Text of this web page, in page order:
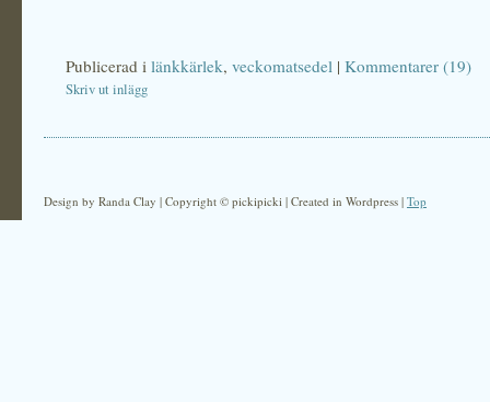
Publicerad i länkkärlek, veckomatsedel | Kommentarer (19)
Skriv ut inlägg
Design by Randa Clay | Copyright © pickipicki | Created in Wordpress | Top